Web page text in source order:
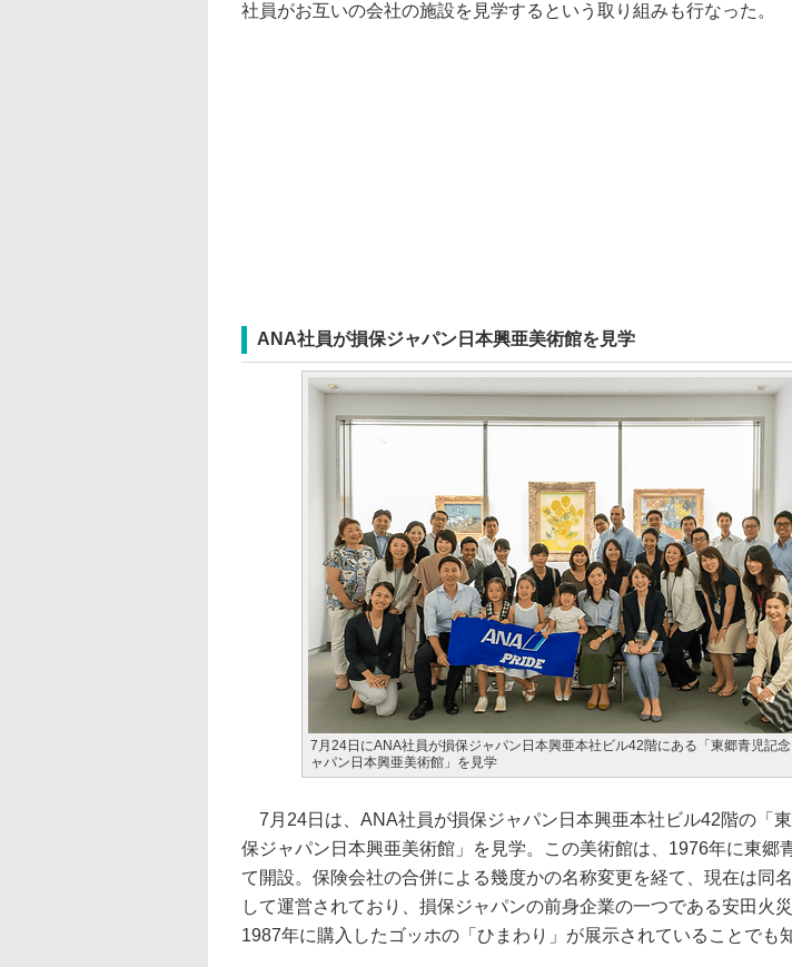
社員がお互いの会社の施設を見学するという取り組みも行なった。
ANA社員が損保ジャパン日本興亜美術館を見学
7月24日にANA社員が損保ジャパン日本興亜本社ビル42階にある「東郷青児記
ャパン日本興亜美術館」を見学
7月24日は、ANA社員が損保ジャパン日本興亜本社ビル42階の「
保ジャパン日本興亜美術館」を見学。この美術館は、1976年に東郷
て開設。保険会社の合併による幾度かの名称変更を経て、現在は同
して運営されており、損保ジャパンの前身企業の一つである安田火
1987年に購入したゴッホの「ひまわり」が展示されていることでも